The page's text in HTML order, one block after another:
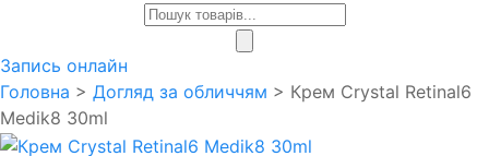
Products
Запись онлайн
Головна > Догляд за обличчям > Крем Crystal Retinal6
Medik8 30ml